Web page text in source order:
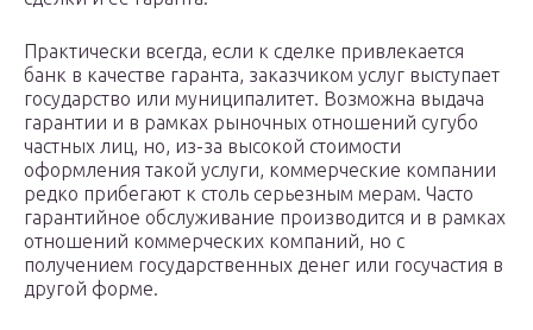
Практически всегда, если к сделке привлекается
банк в качестве гаранта, заказчиком услуг выступает
государство или муниципалитет. Возможна выдача
гарантии и в рамках рыночных отношений сугубо
частных лиц, но, из-за высокой стоимости
оформления такой услуги, коммерческие компании
редко прибегают к столь серьезным мерам. Часто
гарантийное обслуживание производится и в рамках
отношений коммерческих компаний, но с
получением государственных денег или госучастия в
другой форме.